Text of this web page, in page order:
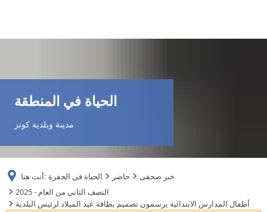
الحياة في المنطقة
مدينة وبلدية كونز
أنت هنا: الحياة في الحفرة حاضر
خبر صحفى
2025 - النصف الثاني من العام
أطفال المدارس الابتدائية يرسمون تصميم بطاقة عيد الميلاد لرئيس البلدية